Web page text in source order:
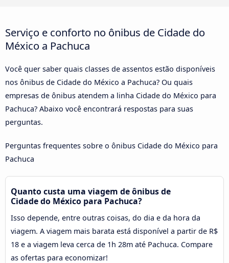
Serviço e conforto no ônibus de Cidade do
México a Pachuca
Você quer saber quais classes de assentos estão disponíveis
nos ônibus de Cidade do México a Pachuca? Ou quais
empresas de ônibus atendem a linha Cidade do México para
Pachuca? Abaixo você encontrará respostas para suas
perguntas.
Perguntas frequentes sobre o ônibus Cidade do México para
Pachuca
Quanto custa uma viagem de ônibus de
Cidade do México para Pachuca?
Isso depende, entre outras coisas, do dia e da hora da
viagem. A viagem mais barata está disponível a partir de R$
18 e a viagem leva cerca de 1h 28m até Pachuca. Compare
as ofertas para economizar!